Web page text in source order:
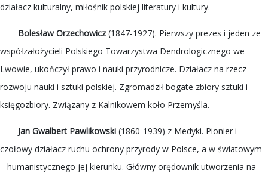
działacz kulturalny, miłośnik polskiej literatury i kultury.
Bolesław Orzechowicz(1847-1927). Pierwszy prezes i jeden ze
współzałożycieli Polskiego Towarzystwa Dendrologicznego we
Lwowie, ukończył prawo i nauki przyrodnicze. Działacz na rzecz
rozwoju nauki i sztuki polskiej. Zgromadził bogate zbiory sztuki i
księgozbiory. Związany z Kalnikowem koło Przemyśla.
Jan Gwalbert Pawlikowski (1860-1939) z Medyki. Pionier i
czołowy działacz ruchu ochrony przyrody w Polsce, a w światowym
– humanistycznego jej kierunku. Główny orędownik utworzenia na